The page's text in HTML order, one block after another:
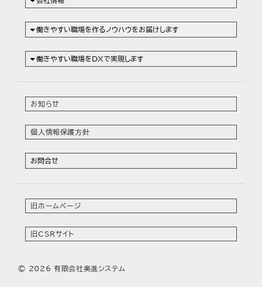
働きやすい職場を作るノウハウをお届けします
働きやすい職場をDXで実現します
お知らせ
個人情報保護方針
お問合せ
旧ホームページ
旧CSRサイト
© 2026 有限会社奥進システム